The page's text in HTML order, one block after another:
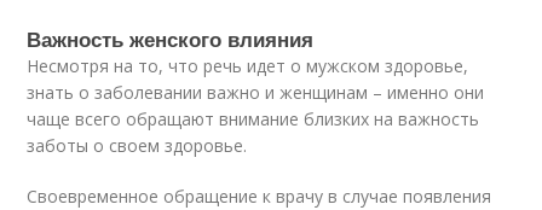
Важность женского влияния
Несмотря на то, что речь идет о мужском здоровье,
знать о заболевании важно и женщинам – именно они
чаще всего обращают внимание близких на важность
заботы о своем здоровье.
Своевременное обращение к врачу в случае появления